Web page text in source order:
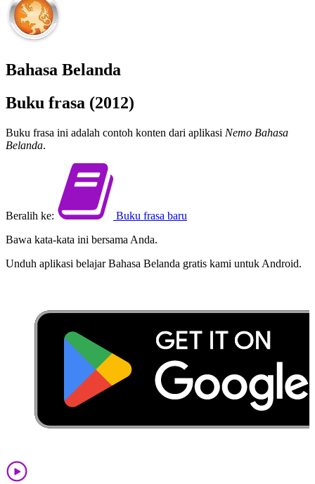
Bahasa Belanda
Buku frasa (2012)
Buku frasa ini adalah contoh konten dari aplikasi Nemo Bahasa
Belanda.
Beralih ke:
Buku frasa baru
Bawa kata-kata ini bersama Anda.
Unduh aplikasi belajar Bahasa Belanda gratis kami untuk Android.